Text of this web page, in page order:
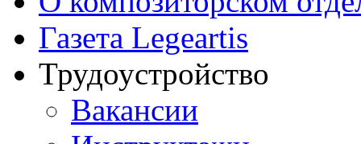
Газета Legeartis
Трудоустройство
Вакансии